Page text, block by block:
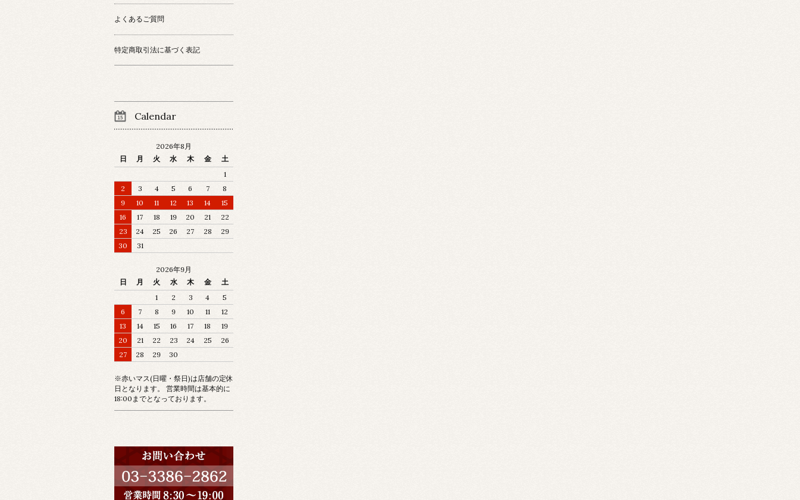
よくあるご質問
特定商取引法に基づく表記
Calendar
2026年8月
日
月 火 水 木 金
土
1
2
3 4 5 6 7
8
9
10 11 12 13 14
15
16
17 18 19 20 21
22
23
24 25 26 27 28
29
30
31
2026年9月
日
月 火 水 木 金
土
1
2 3 4
5
6
7 8 9 10 11
12
13
14 15 16 17 18
19
20
21 22 23 24 25
26
27
28 29 30
※赤いマス(日曜・祭日)は店舗の定休
日となります。 営業時間は基本的に
18:00までとなっております。